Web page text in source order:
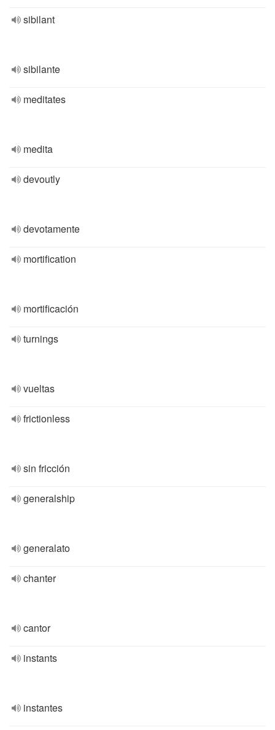
sibilant
sibilante
meditates
medita
devoutly
devotamente
mortification
mortificación
turnings
vueltas
frictionless
sin fricción
generalship
generalato
chanter
cantor
instants
instantes